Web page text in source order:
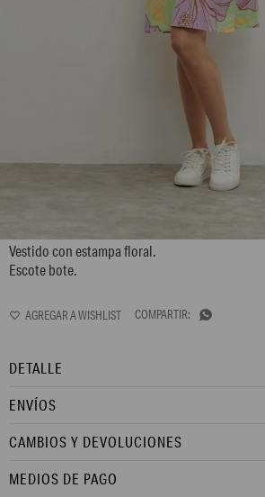
Vestido con estampa floral.
Escote bote.

DETALLE
ENVÍOS
CAMBIOS Y DEVOLUCIONES
MEDIOS DE PAGO